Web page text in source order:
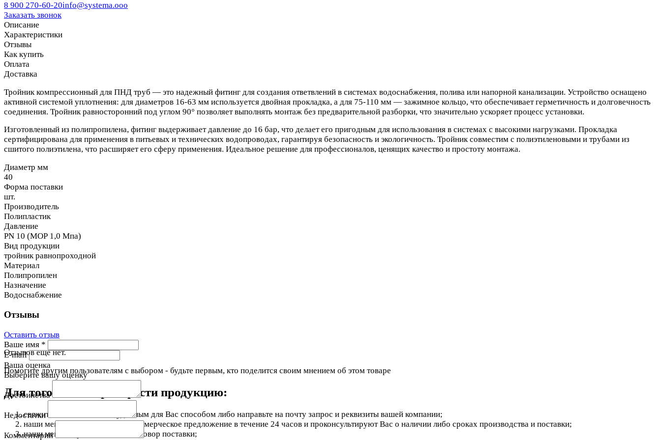
8 900 270-60-20info@systema.ooo
Заказать звонок
Описание
Характеристики
Отзывы
Как купить
Оплата
Доставка
Тройник компрессионный для ПНД труб — это надежный фитинг для создания ответвлений в системах водоснабжения, полива или напорной канализации. Устройство оснащено
активной системой уплотнения: для диаметров 16-63 мм используется двойная прокладка, а для 75-110 мм — зажимное кольцо, что обеспечивает герметичность и долговечность
соединения. Тройник равносторонний под углом 90° позволяет выполнять монтаж без предварительной разборки, что значительно ускоряет процесс установки.
Изготовленный из полипропилена, фитинг выдерживает давление до 16 бар, что делает его пригодным для использования в системах с высокими нагрузками. Прокладка
сертифицирована для применения в питьевых и технических водопроводах, гарантируя безопасность и экологичность. Тройник совместим с полиэтиленовыми и трубами из
сшитого полиэтилена, что расширяет его сферу применения. Идеальное решение для профессионалов, ценящих качество и простоту монтажа.
Диаметр мм
40
Форма поставки
шт.
Производитель
Полипластик
Давление
PN 10 (МОР 1,0 Мпа)
Вид продукции
тройник равнопроходной
Материал
Полипропилен
Назначение
Водоснабжение
Отзывы
Оставить отзыв
Ваше имя *
E-mail
Ваша оценка
Выберите вашу оценку
Достоинства
Недостатки
Комментарий
Отзывов еще нет.
Помогите другим пользователям с выбором - будьте первым, кто поделится своим мнением об этом товаре
Для того чтобы приобрести продукцию:
свяжитесь с нами любым удобным для Вас способом либо направьте на почту запрос и реквизиты вашей компании;
наши менеджеры подготовят коммерческое предложение в течение 24 часов и проконсультируют Вас о наличии либо сроках производства и поставки;
наши менеджеры подготовят договор поставки;